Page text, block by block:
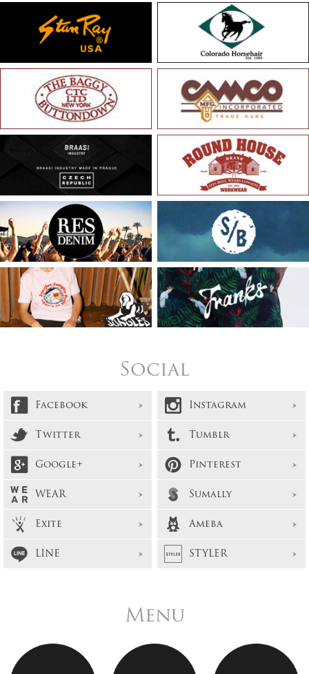
Social
Facebook
Instagram
Twitter
Tumblr
Google+
Pinterest
WEAR
Sumally
Exite
Ameba
LINE
STYLER
Menu